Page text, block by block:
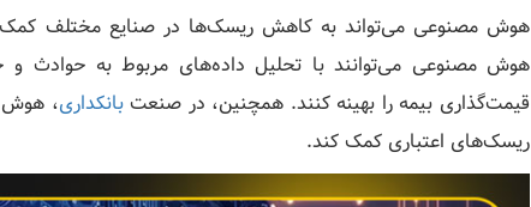
هوش مصنوعی می‌تواند به کاهش ریسک‌ها در صنایع مختلف کمک
هوش مصنوعی می‌توانند با تحلیل داده‌های مربوط به حوادث
قیمت‌گذاری بیمه را بهینه کنند. همچنین، در صنعتبانکداری، هوش
ریسک‌های اعتباری کمک کند.